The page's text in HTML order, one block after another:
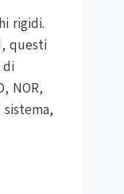
rigidi.
questi
di
NOR,